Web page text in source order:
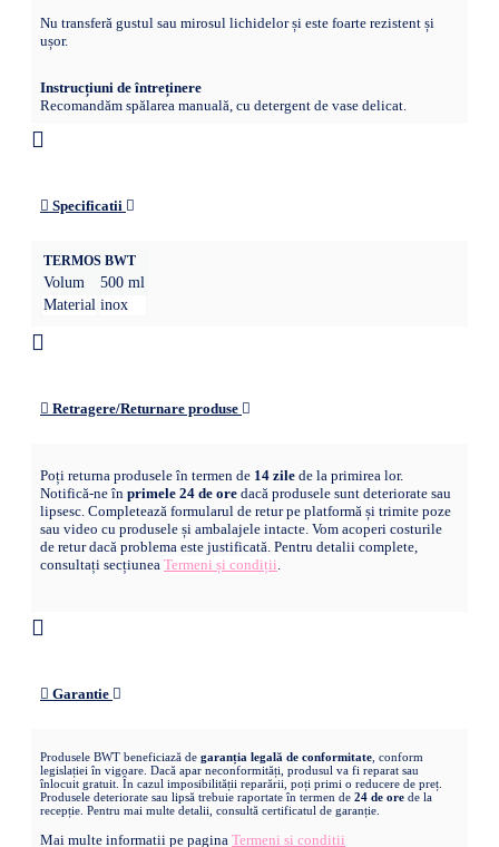
Nu transferă gustul sau mirosul lichidelor și este foarte rezistent și
ușor.
Instrucțiuni de întreținere
Recomandăm spălarea manuală, cu detergent de vase delicat.
Specificatii
TERMOS BWT
Volum
500 ml
Material inox
Retragere/Returnare produse
Poți returna produsele în termen de 14 zile de la primirea lor.
Notifică-ne în primele 24 de ore dacă produsele sunt deteriorate sau
lipsesc. Completează formularul de retur pe platformă și trimite poze
sau video cu produsele și ambalajele intacte. Vom acoperi costurile
de retur dacă problema este justificată. Pentru detalii complete,
consultați secțiunea Termeni și condiții.
Garantie
Produsele BWT beneficiază de garanția legală de conformitate , conform
legislației în vigoare. Dacă apar neconformități, produsul va fi reparat sau
înlocuit gratuit. În cazul imposibilității reparării, poți primi o reducere de preț.
Produsele deteriorate sau lipsă trebuie raportate în termen de 24 de ore de la
recepție. Pentru mai multe detalii, consultă certificatul de garanție.
Mai multe informatii pe pagina Termeni si conditii